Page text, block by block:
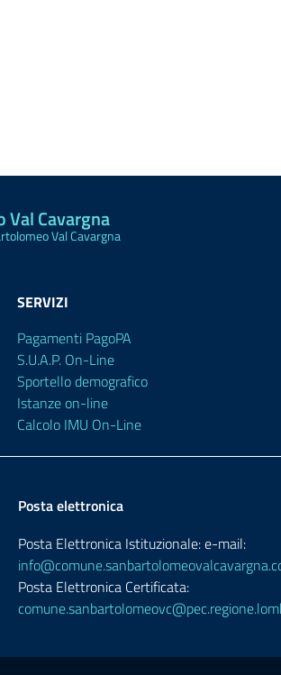
Val Cavargna
Val Cavargna
SERVIZI
Pagamenti PagoPA
S.U.A.P. On-Line
Sportello demografico
Istanze on-line
Calcolo IMU On-Line
Posta elettronica
Posta Elettronica Istituzionale: e-mail:
Posta Elettronica Certificata: